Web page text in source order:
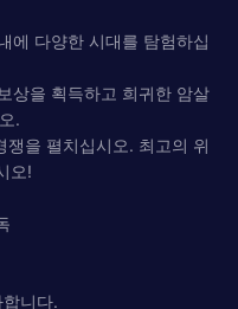
에 다양한 시대를 탐험하십
상을 획득하고 희귀한 암살
.
을 펼치십시오. 최고의 위
오!
니다.